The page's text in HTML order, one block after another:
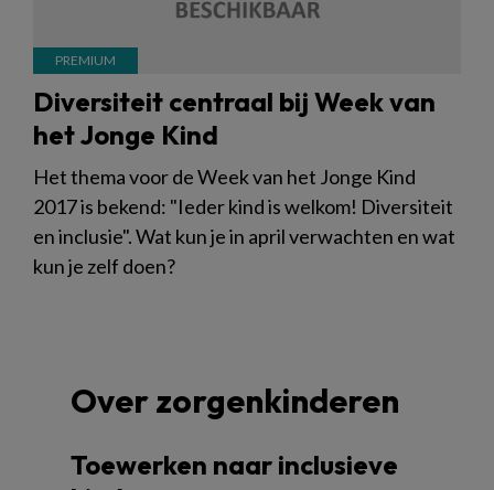
Diversiteit centraal bij Week van
het Jonge Kind
Het thema voor de Week van het Jonge Kind
2017 is bekend: "Ieder kind is welkom! Diversiteit
en inclusie". Wat kun je in april verwachten en wat
kun je zelf doen?
Over zorgenkinderen
Toewerken naar inclusieve